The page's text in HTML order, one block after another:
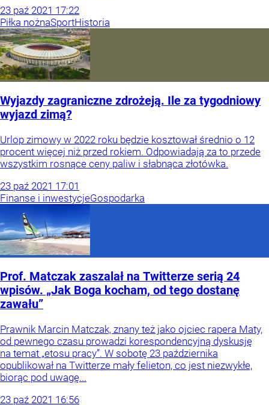
23 paź 2021 17:22
Piłka nożnaSportHistoria
Wyjazdy zagraniczne zdrożeją. Ile za tygodniowy
wyjazd zimą?
Urlop zimowy w 2022 roku będzie kosztował średnio o 12
procent więcej niż przed rokiem. Odpowiadają za to przede
wszystkim rosnące ceny paliw i słabnąca złotówka.
23 paź 2021 17:01
Finanse i inwestycjeGospodarka
Prof. Matczak zaszalał na Twitterze serią 24
wpisów. „Jak Boga kocham, od tego dostanę
zawału”
Prawnik Marcin Matczak, znany też jako ojciec rapera Maty,
od pewnego czasu prowadzi korespondencyjną dyskusję
na temat „etosu pracy”. W sobotę 23 października
opublikował na Twitterze mały felieton, co jest niezwykłe,
biorąc pod uwagę...
23 paź 2021 16:56